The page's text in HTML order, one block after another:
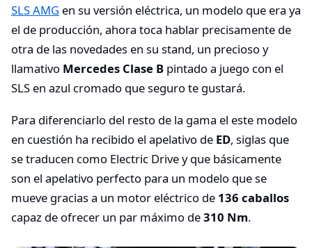
SLS AMG en su versión eléctrica, un modelo que era ya
el de producción, ahora toca hablar precisamente de
otra de las novedades en su stand, un precioso y
llamativo Mercedes Clase B pintado a juego con el
SLS en azul cromado que seguro te gustará.
Para diferenciarlo del resto de la gama el este modelo
en cuestión ha recibido el apelativo de ED, siglas que
se traducen como Electric Drive y que básicamente
son el apelativo perfecto para un modelo que se
mueve gracias a un motor eléctrico de 136 caballos
capaz de ofrecer un par máximo de310 Nm.